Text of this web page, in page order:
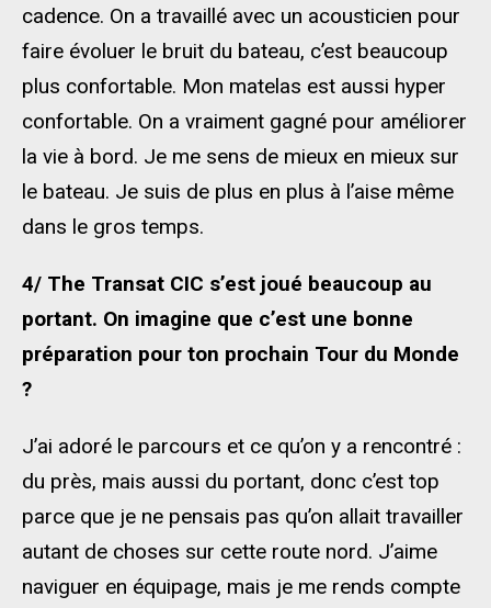
cadence. On a travaillé avec un acousticien pour
faire évoluer le bruit du bateau, c’est beaucoup
plus confortable. Mon matelas est aussi hyper
confortable. On a vraiment gagné pour améliorer
la vie à bord. Je me sens de mieux en mieux sur
le bateau. Je suis de plus en plus à l’aise même
dans le gros temps.
4/ The Transat CIC s’est joué beaucoup au
portant. On imagine que c’est une bonne
préparation pour ton prochain Tour du Monde
?
J’ai adoré le parcours et ce qu’on y a rencontré :
du près, mais aussi du portant, donc c’est top
parce que je ne pensais pas qu’on allait travailler
autant de choses sur cette route nord. J’aime
naviguer en équipage, mais je me rends compte